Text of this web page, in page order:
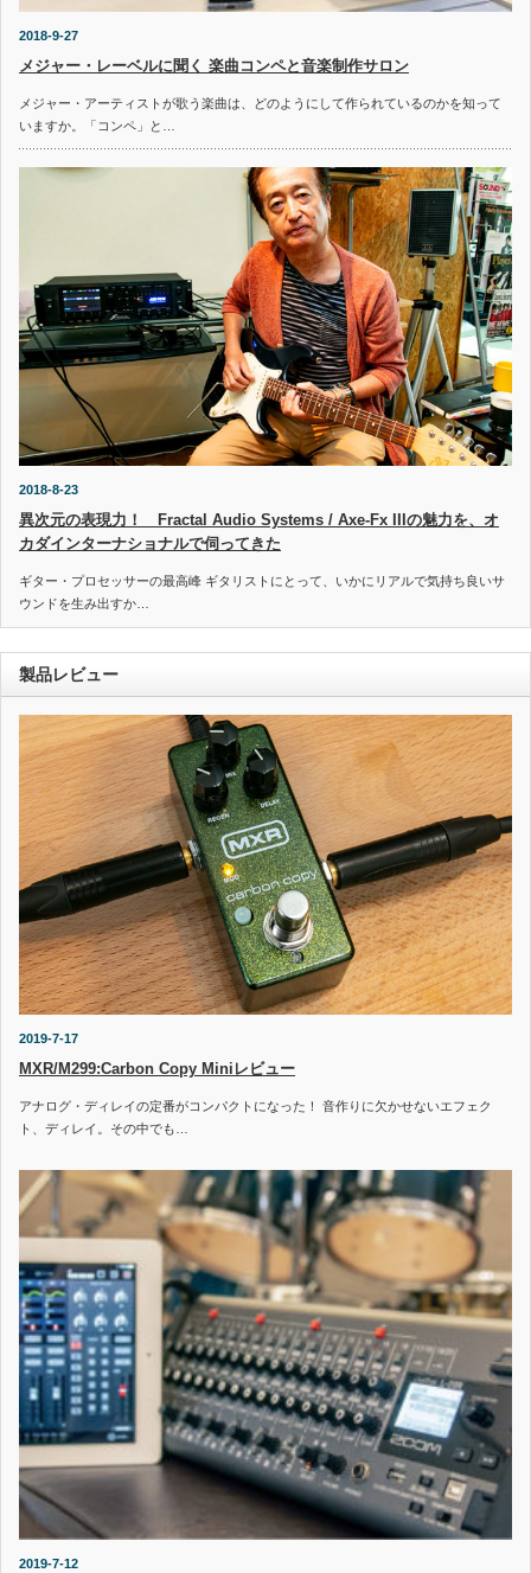
2018-9-27
メジャー・レーベルに聞く 楽曲コンペと音楽制作サロン
メジャー・アーティストが歌う楽曲は、どのようにして作られているのかを知って
いますか。「コンペ」と…
2018-8-23
異次元の表現力！ Fractal Audio Systems / Axe-Fx IIIの魅力を、オ
カダインターナショナルで伺ってきた
ギター・プロセッサーの最高峰 ギタリストにとって、いかにリアルで気持ち良いサ
ウンドを生み出すか…
製品レビュー
2019-7-17
MXR/M299:Carbon Copy Miniレビュー
アナログ・ディレイの定番がコンパクトになった！ 音作りに欠かせないエフェク
ト、ディレイ。その中でも…
2019-7-12